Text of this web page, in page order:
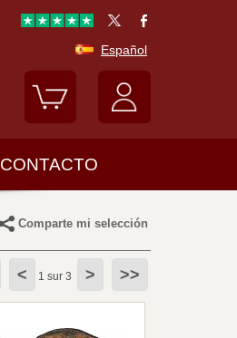
Español
CONTACTO
Comparte mi selección
< 1 sur 3 > >>